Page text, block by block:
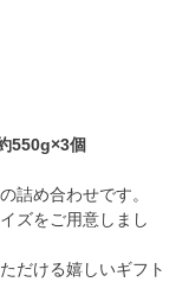
550g×3個
詰め合わせです。
ズをご用意しまし
だける嬉しいギフト